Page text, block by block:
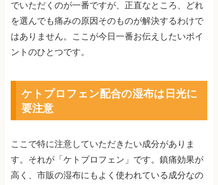
でいただくのが一番ですが、正直なところ、どれ
を選んでも痛みの原因そのものが解決するわけで
はありません。ここが今日一番お伝えしたいポイ
ントのひとつです。
ケトプロフェン配合の湿布は日光に
要注意
ここで特に注意していただきたい成分がありま
す。それが「ケトプロフェン」です。鎮痛効果が
高く、市販の湿布にもよく使われている成分なの